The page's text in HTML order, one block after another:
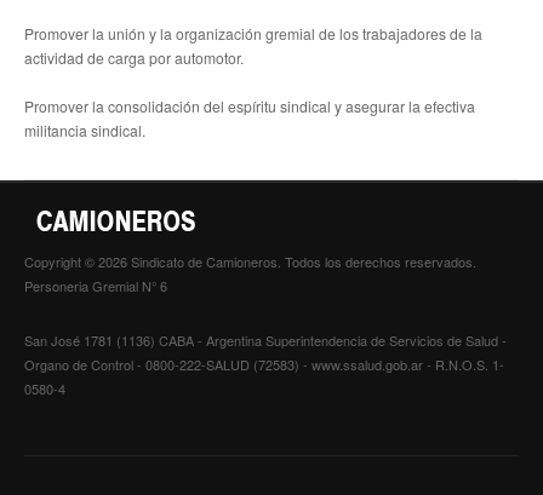
Promover la unión y la organización gremial de los trabajadores de la
actividad de carga por automotor.
Promover la consolidación del espíritu sindical y asegurar la efectiva
militancia sindical.
Copyright © 2026 Sindicato de Camioneros. Todos los derechos reservados.
Personeria Gremial N° 6
San José 1781 (1136) CABA - Argentina Superintendencia de Servicios de Salud -
Organo de Control - 0800-222-SALUD (72583) - www.ssalud.gob.ar - R.N.O.S. 1-
0580-4